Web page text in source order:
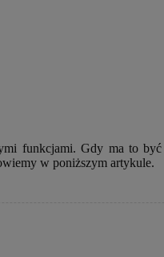
funkcjami. Gdy ma to
w poniższym artykule.